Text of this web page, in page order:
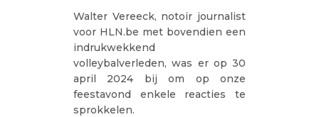
Walter Vereeck, notoir journalist
voor HLN.be met bovendien een
indrukwekkend
volleybalverleden, was er op 30
april 2024 bij om op onze
feestavond enkele reacties te
sprokkelen.